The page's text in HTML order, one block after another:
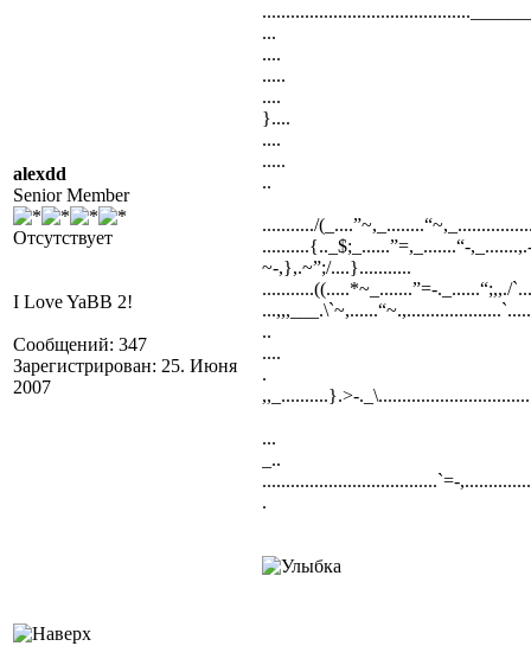
alexdd
Senior Member
Отсутствует
I Love YaBB 2!
Сообщений: 347
Зарегистрирован: 25. Июня
2007
...
....
.....
....
}....
....
.....
..
.........../
..........{.._$;_......”=,_.......“-
~-,},.~”;/....}...........
...........((.....*~_.......”=-._......“;,,./
..
....
.
,,_..........}.>-
...
_..
.....................................`=-
.